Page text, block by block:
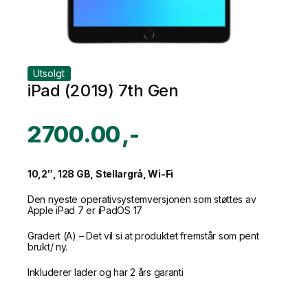
Utsolgt
iPad (2019) 7th Gen
2700.00
10,2″, 128 GB, Stellargrå, Wi-Fi
Den nyeste operativsystemversjonen som støttes av
Apple iPad 7 er iPadOS 17
Gradert (A) – Det vil si at produktet fremstår som pent
brukt/ ny.
Inkluderer lader og har 2 års garanti